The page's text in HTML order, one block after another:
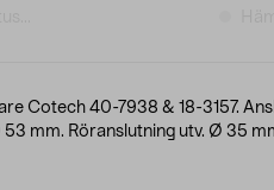
Cotech 40-7938 & 18-3157.
mm. Röranslutning utv. Ø 35